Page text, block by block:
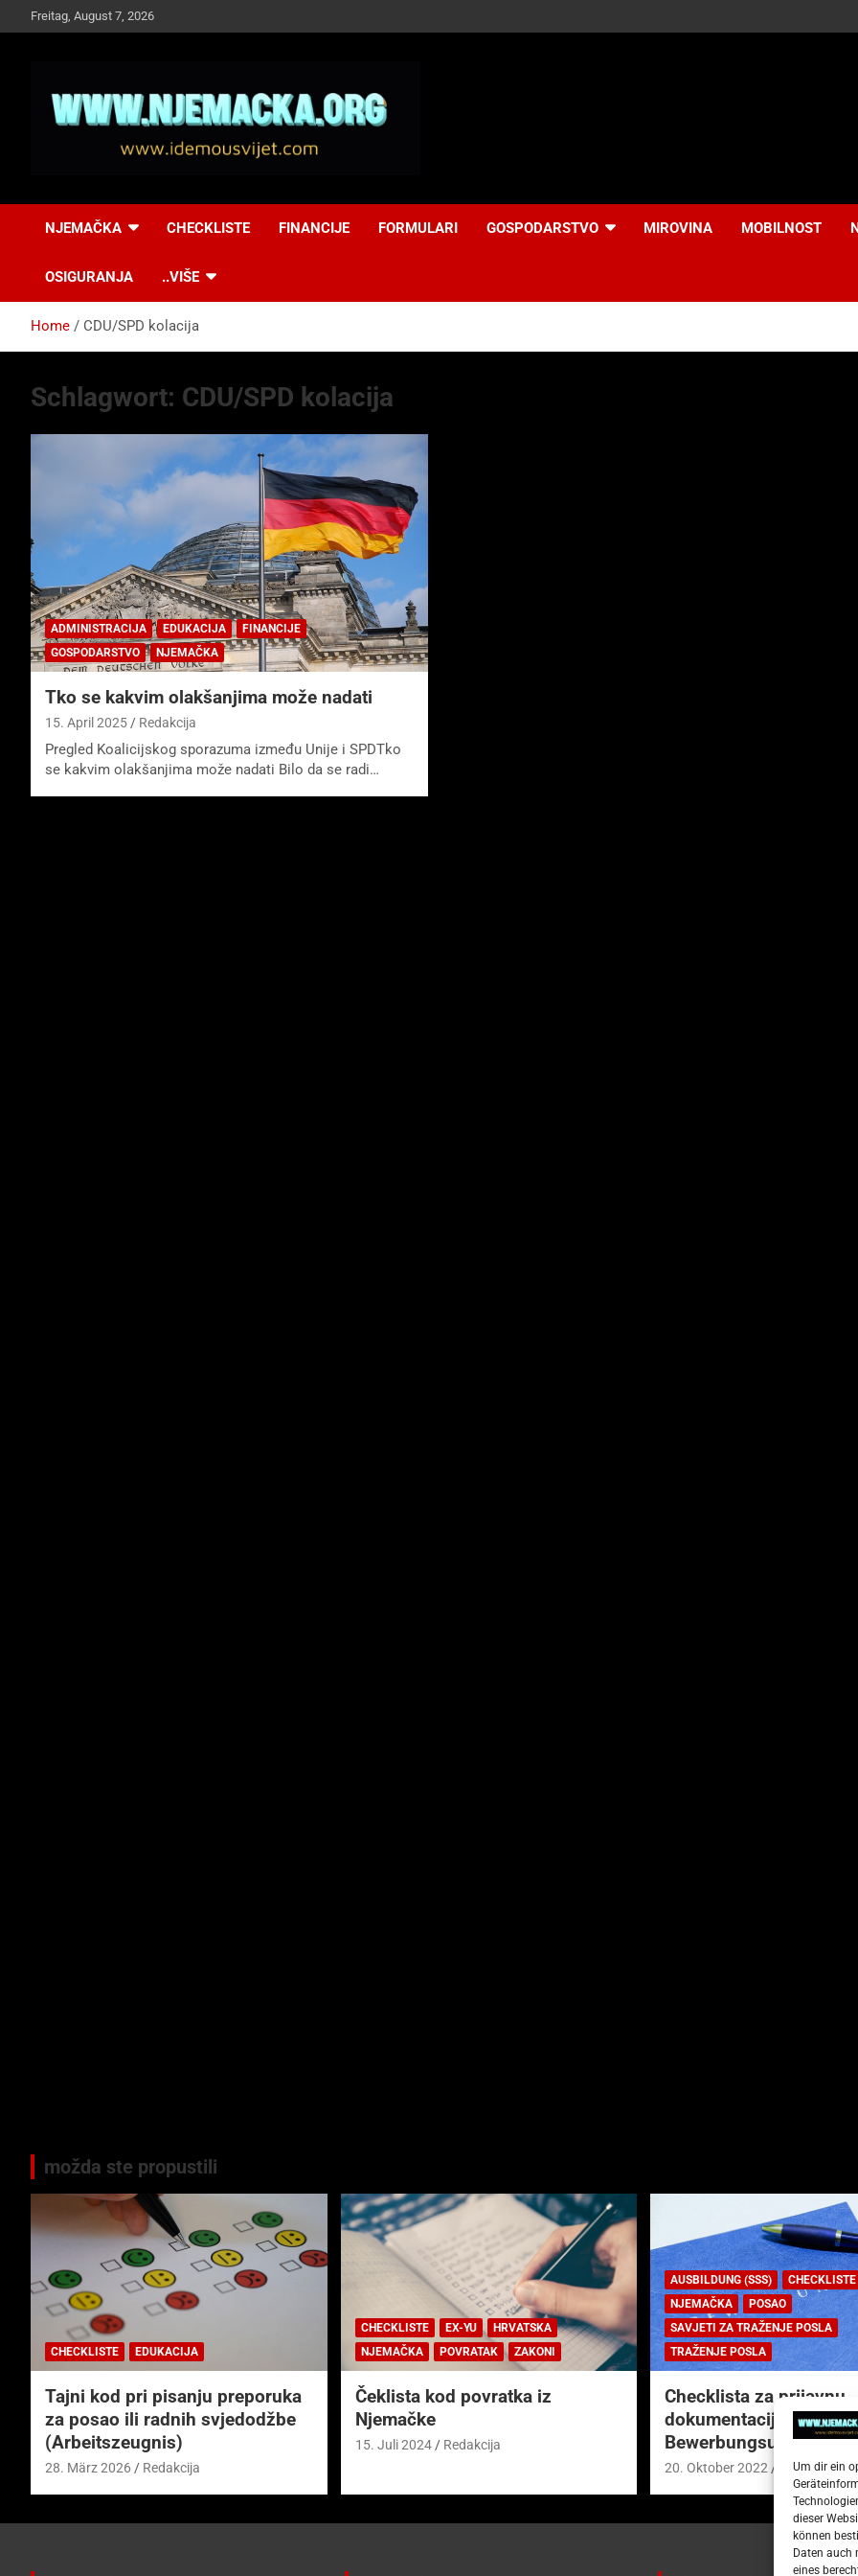
Um dir ein
dieser
können
Daten auch
eines
to
Freitag, August 7, 2026
Idemo u Svijet-
NJEMAČKA CHECKLISTE FINANCIJE FORMULARI GOSPODARSTVO MIROVINA MOBILNOST
OSIGURANJA ..VIŠE
Home CDU/SPD kolacija
Schlagwort: CDU/SPD kolacija
ADMINISTRACIJA EDUKACIJA
FINANCIJE
GOSPODARSTVO
NJEMAČKA
Tko se kakvim olakšanjima može nadati
15. April 2025 Redakcija
Pregled Koalicijskog sporazuma između Unije i SPDTko
se kakvim olakšanjima može nadati Bilo da se radi…
možda ste propustili
CHECKLISTE EDUKACIJA
Tajni kod pri pisanju preporuka
za posao ili radnih svjedodžbe
(Arbeitszeugnis)
28. März 2026 Redakcija
CHECKLISTE EX-YU
HRVATSKA
NJEMAČKA
POVRATAK ZAKONI
Čeklista kod povratka iz
Njemačke
15. Juli 2024 Redakcija
AUSBILDUNG (SSS)
CHECKLISTE
NJEMAČKA
POSAO
SAVJETI ZA TRAŽENJE POSLA
TRAŽENJE POSLA
Checklista za prijavnu
dokumentaciju (njem.
20. Oktober 2022 Redakcija